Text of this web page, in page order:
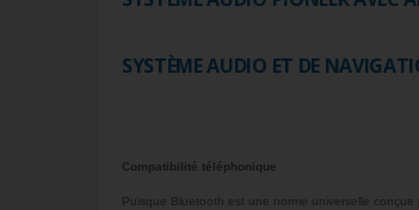
SYSTÈME AUDIO ET DE
Compatibilité téléphonique
Puisque Bluetooth est une norme universelle